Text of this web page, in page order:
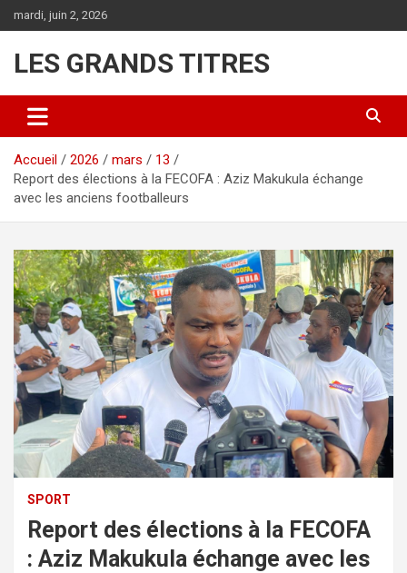
au
mardi, juin 2, 2026
LES GRANDS TITRES
Accueil 2026 mars
13
Report des élections à la FECOFA : Aziz Makukula échange
avec les anciens footballeurs
SPORT
Report des élections à la FECOFA
: Aziz Makukula échange avec les